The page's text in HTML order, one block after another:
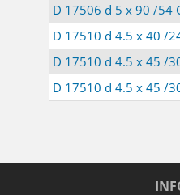
D 17506 d 5 x 90 /54
D 17510 d 4.5 x 40 /
D 17510 d 4.5 x 45 /
D 17510 d 4.5 x 45 /